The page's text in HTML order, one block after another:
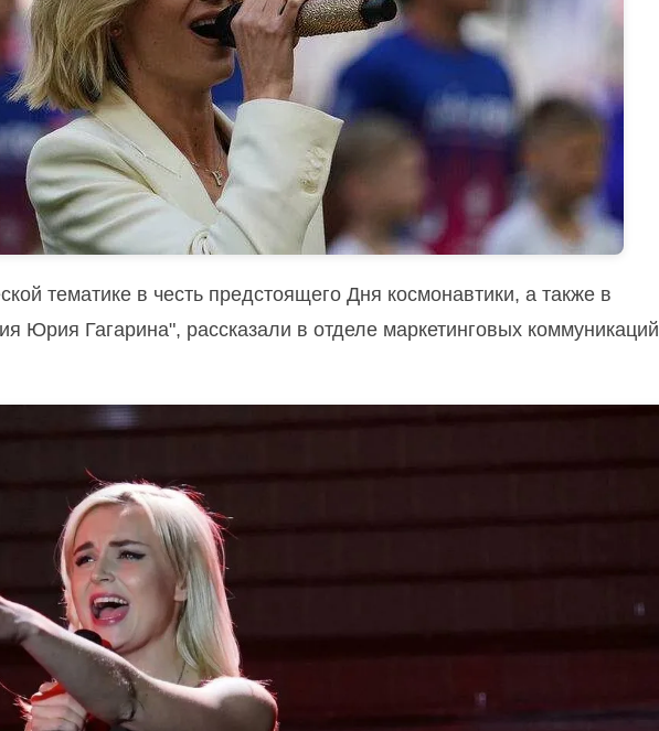
тематике в честь предстоящего Дня космонавтики, а также в
Юрия Гагарина", рассказали в отделе маркетинговых коммуникаций